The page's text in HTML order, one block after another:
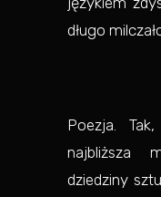
długo
Poezja.
najbliższa
dziedziny